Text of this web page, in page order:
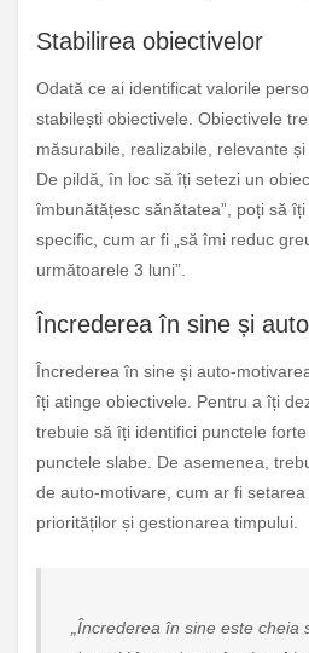
Stabilirea obiectivelor
Odată ce ai identificat valorile
stabilești obiectivele. Obiectivele
măsurabile, realizabile, relevante
De pildă, în loc să îți setezi un
îmbunătățesc sănătatea”, poți să
specific, cum ar fi „să îmi reduc
următoarele 3 luni”.
Încrederea în sine și
Încrederea în sine și auto-
îți atinge obiectivele. Pentru a îți
trebuie să îți identifici punctele
punctele slabe. De asemenea,
de auto-motivare, cum ar fi
priorităților și gestionarea timpului.
„Încrederea în sine este cheia